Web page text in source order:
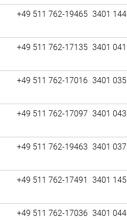
+49 511 762-19465 3401 144
+49 511 762-17135 3401 041
+49 511 762-17016 3401 035
+49 511 762-17097 3401 043
+49 511 762-19463 3401 037
+49 511 762-17491 3401 145
+49 511 762-17036 3401 044